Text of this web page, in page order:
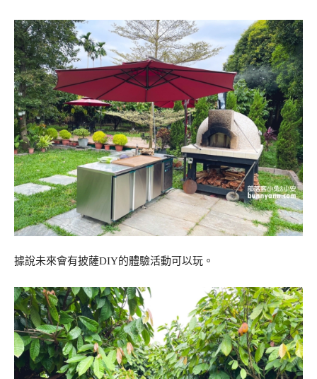
據說未來會有披薩DIY的體驗活動可以玩。